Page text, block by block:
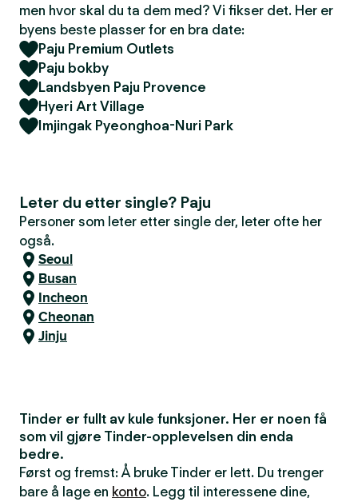
men hvor skal du ta dem med? Vi fikser det. Her er
byens beste plasser for en bra date:
Paju Premium Outlets
Paju bokby
Landsbyen Paju Provence
Hyeri Art Village
Imjingak Pyeonghoa-Nuri Park
Leter du etter single? Paju
Personer som leter etter single der, leter ofte her
også.
Seoul
Busan
Incheon
Cheonan
Jinju
Tinder er fullt av kule funksjoner. Her er noen få
som vil gjøre Tinder-opplevelsen din enda
bedre.
Først og fremst: Å bruke Tinder er lett. Du trenger
bare å lage en konto. Legg til interessene dine,